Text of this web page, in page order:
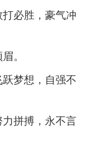
必胜，豪气冲
。
梦想，自强不
拼搏，永不言